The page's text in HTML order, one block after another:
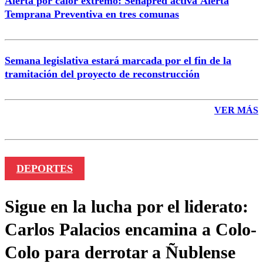
Temprana Preventiva en tres comunas
Semana legislativa estará marcada por el fin de la
tramitación del proyecto de reconstrucción
VER MÁS
DEPORTES
Sigue en la lucha por el liderato:
Carlos Palacios encamina a Colo-
Colo para derrotar a Ñublense